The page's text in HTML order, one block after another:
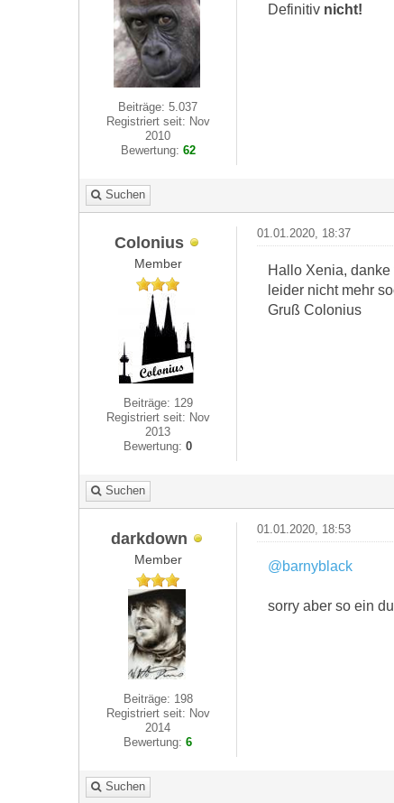
Beiträge: 5.037
Registriert seit: Nov
2010
Bewertung: 62
Definitiv nicht!
Suchen
Colonius
Member
Beiträge: 129
Registriert seit: Nov
2013
Bewertung:0
01.01.2020, 18:37
Hallo Xenia,
leider nicht mehr
Gruß Colonius
Suchen
darkdown
Member
Beiträge: 198
Registriert seit: Nov
2014
Bewertung:6
01.01.2020, 18:53
@barnyblack
sorry aber so ein
Suchen